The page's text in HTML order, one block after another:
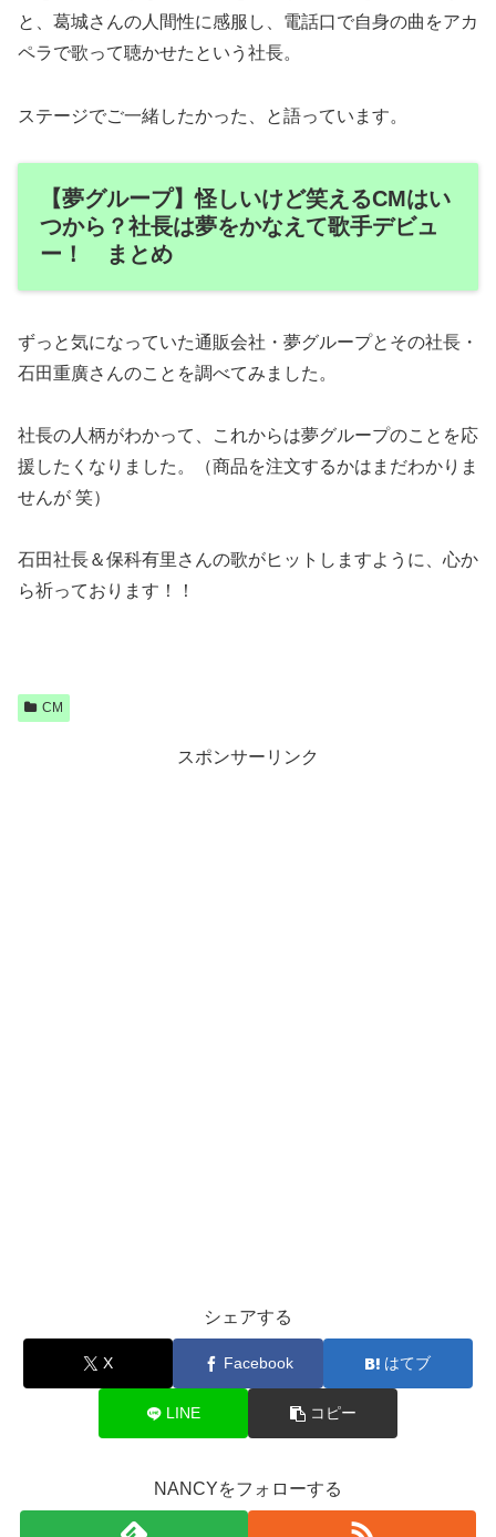
と、葛城さんの人間性に感服し、電話口で自身の曲をアカ
ペラで歌って聴かせたという社長。
ステージでご一緒したかった、と語っています。
【夢グループ】怪しいけど笑えるCMはい
つから？社長は夢をかなえて歌手デビュ
ー！ まとめ
ずっと気になっていた通販会社・夢グループとその社長・
石田重廣さんのことを調べてみました。
社長の人柄がわかって、これからは夢グループのことを応
援したくなりました。（商品を注文するかはまだわかりま
せんが 笑）
石田社長＆保科有里さんの歌がヒットしますように、心か
ら祈っております！！
CM
スポンサーリンク
シェアする
X Facebook はてブ
LINE コピー
NANCYをフォローする